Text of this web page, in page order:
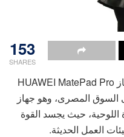
153
SHARES
قامت شركة هواوى بالاعلان عن جهاز HUAWEI MatePad Pro
فى السوق المصرى، وهو جهاز
اللوحية، حيث يجسد القوة
العمل الحديثة.